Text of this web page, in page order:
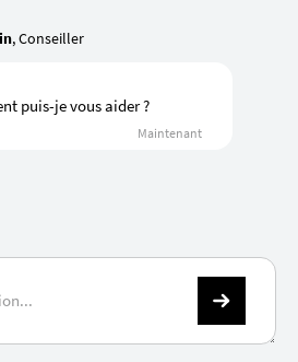
, Conseiller
puis-je vous aider ?
Maintenant